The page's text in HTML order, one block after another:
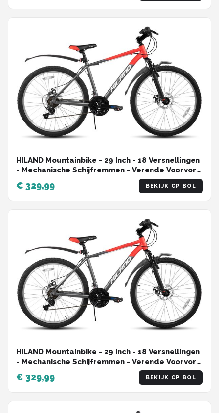
HILAND Mountainbike - 29 Inch - 18 Versnellingen
- Mechanische Schijfremmen - Verende Voorvork
€ 329,99 BEKIJK OP BOL
HILAND Mountainbike - 29 Inch - 18 Versnellingen
- Mechanische Schijfremmen - Verende Voorvork
€ 329,99 BEKIJK OP BOL